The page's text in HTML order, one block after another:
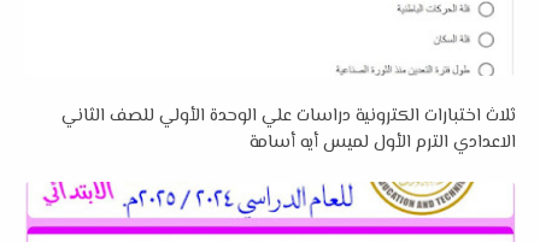
ثلاث اختبارات الكترونية دراسات علي الوحدة الأولي للصف الثاني
الاعدادي الترم الأول لميس أيه أسامة